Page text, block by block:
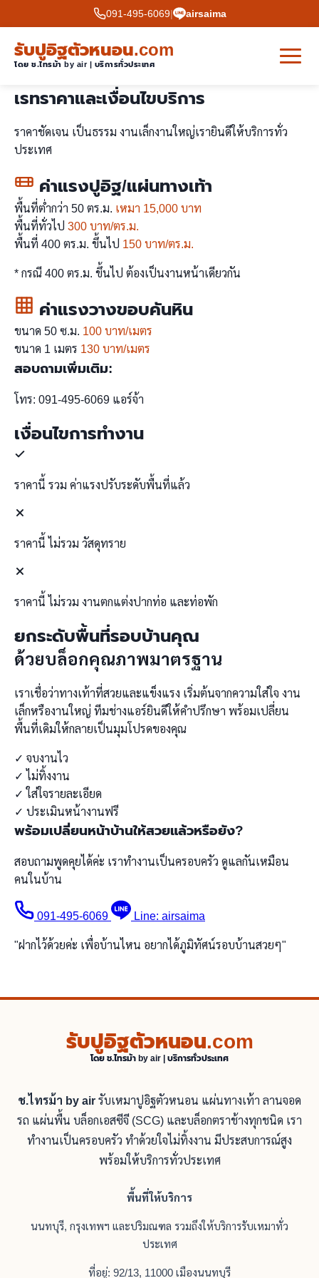
091-495-6069| airsaima
รับปูอิฐตัวหนอน.com
โดย ช.ไทรม้า by air | บริการทั่วประเทศ
เรทราคาและเงื่อนไขบริการ
ราคาชัดเจน เป็นธรรม งานเล็กงานใหญ่เรายินดีให้บริการทั่ว
ประเทศ
ค่าแรงปูอิฐ/แผ่นทางเท้า
พื้นที่ต่ำกว่า 50 ตร.ม. เหมา 15,000 บาท
พื้นที่ทั่วไป 300 บาท/ตร.ม.
พื้นที่ 400 ตร.ม. ขึ้นไป 150 บาท/ตร.ม.
* กรณี 400 ตร.ม. ขึ้นไป ต้องเป็นงานหน้าเดียวกัน
ค่าแรงวางขอบคันหิน
ขนาด 50 ซ.ม. 100 บาท/เมตร
ขนาด 1 เมตร 130 บาท/เมตร
สอบถามเพิ่มเติม:
โทร: 091-495-6069 แอร์จ้า
เงื่อนไขการทำงาน
ราคานี้ รวม ค่าแรงปรับระดับพื้นที่แล้ว
ราคานี้ ไม่รวม วัสดุทราย
ราคานี้ ไม่รวม งานตกแต่งปากท่อ และท่อพัก
ยกระดับพื้นที่รอบบ้านคุณ
ด้วยบล็อกคุณภาพมาตรฐาน
เราเชื่อว่าทางเท้าที่สวยและแข็งแรง เริ่มต้นจากความใส่ใจ งาน
เล็กหรืองานใหญ่ ทีมช่างแอร์ยินดีให้คำปรึกษา พร้อมเปลี่ยน
พื้นที่เดิมให้กลายเป็นมุมโปรดของคุณ
✓ จบงานไว
✓ ไม่ทิ้งงาน
✓ ใส่ใจรายละเอียด
✓ ประเมินหน้างานฟรี
พร้อมเปลี่ยนหน้าบ้านให้สวยแล้วหรือยัง?
สอบถามพูดคุยได้ค่ะ เราทำงานเป็นครอบครัว ดูแลกันเหมือน
คนในบ้าน
091-495-6069 Line: airsaima
"ฝากไว้ด้วยค่ะ เพื่อบ้านไหน อยากได้ภูมิทัศน์รอบบ้านสวยๆ"
รับปูอิฐตัวหนอน.com
โดย ช.ไทรม้า by air | บริการทั่วประเทศ
ช.ไทรม้า by air รับเหมาปูอิฐตัวหนอน แผ่นทางเท้า ลานจอด
รถ แผ่นพื้น บล็อกเอสซีจี (SCG) และบล็อกตราช้างทุกชนิด เรา
ทำงานเป็นครอบครัว ทำด้วยใจไม่ทิ้งงาน มีประสบการณ์สูง
พร้อมให้บริการทั่วประเทศ
พื้นที่ให้บริการ
นนทบุรี, กรุงเทพฯ และปริมณฑล รวมถึงให้บริการรับเหมาทั่ว
ประเทศ
ที่อยู่: 92/13, 11000 เมืองนนทบุรี